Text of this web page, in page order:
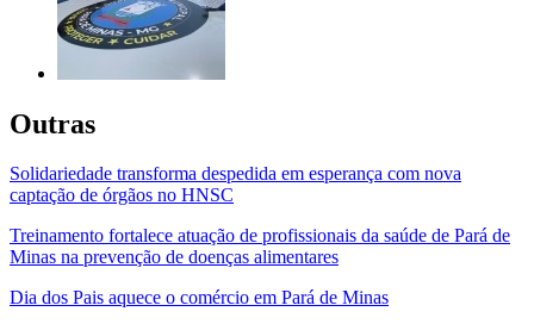
Outras
Solidariedade transforma despedida em esperança com nova
captação de órgãos no HNSC
Treinamento fortalece atuação de profissionais da saúde de Pará de
Minas na prevenção de doenças alimentares
Dia dos Pais aquece o comércio em Pará de Minas